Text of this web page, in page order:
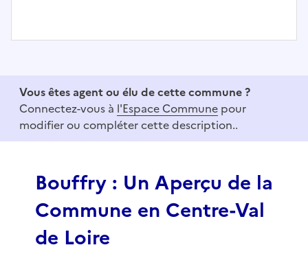
f
Vous êtes agent ou élu de cette commune ?
Connectez-vous à l'Espace Commune pour
modifier ou compléter cette description..
Bouffry : Un Aperçu de la
Commune en Centre-Val
de Loire